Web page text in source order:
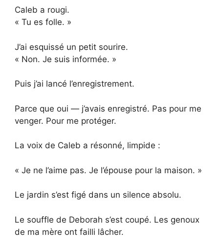
Caleb a rougi.
« Tu es folle. »
J’ai esquissé un petit sourire.
« Non. Je suis informée. »
Puis j’ai lancé l’enregistrement.
Parce que oui — j’avais enregistré. Pas pour me
venger. Pour me protéger.
La voix de Caleb a résonné, limpide :
« Je ne l’aime pas. Je l’épouse pour la maison. »
Le jardin s’est figé dans un silence absolu.
Le souffle de Deborah s’est coupé. Les genoux
de ma mère ont failli lâcher.